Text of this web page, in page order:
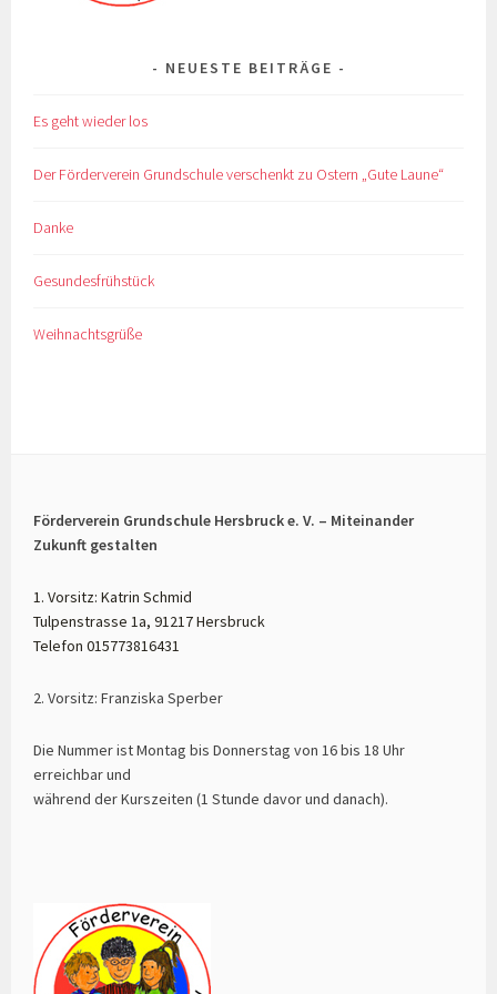
NEUESTE BEITRÄGE
Es geht wieder los
Der Förderverein Grundschule verschenkt zu Ostern „Gute Laune“
Danke
Gesundesfrühstück
Weihnachtsgrüße
Förderverein Grundschule Hersbruck e. V. – Miteinander
Zukunft gestalten
1. Vorsitz: Katrin Schmid
Tulpenstrasse 1a, 91217 Hersbruck
Telefon 015773816431
2. Vorsitz: Franziska Sperber
Die Nummer ist Montag bis Donnerstag von 16 bis 18 Uhr
erreichbar und
während der Kurszeiten (1 Stunde davor und danach).